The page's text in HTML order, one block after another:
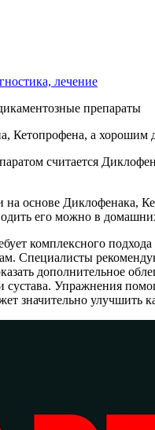
лечение
Кетопрофена, а
считается
основе Диклофенака,
его можно в
комплексного
Специалисты
дополнительное
Упражнения
значительно улучшить